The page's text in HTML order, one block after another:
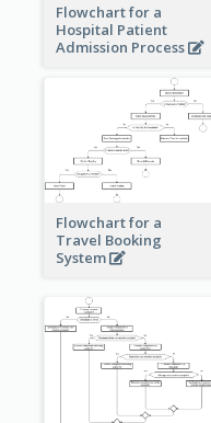
Flowchart for a
Hospital Patient
Admission Process
Flowchart for a
Travel Booking
System